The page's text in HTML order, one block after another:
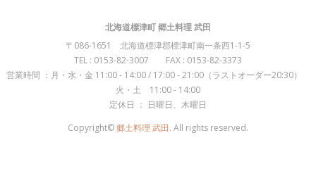
北海道標津町 郷土料理 武田
〒086-1651 北海道標津郡標津町南一条西1-1-5
TEL : 0153-82-3007 FAX : 0153-82-3373
営業時間 ：月・水・金 11:00 - 14:00 / 17:00 - 21:00（ラストオーダー20:30）
火・土 11:00 - 14:00
定休日 ： 日曜日、木曜日
Copyright©郷土料理 武田. All rights reserved.